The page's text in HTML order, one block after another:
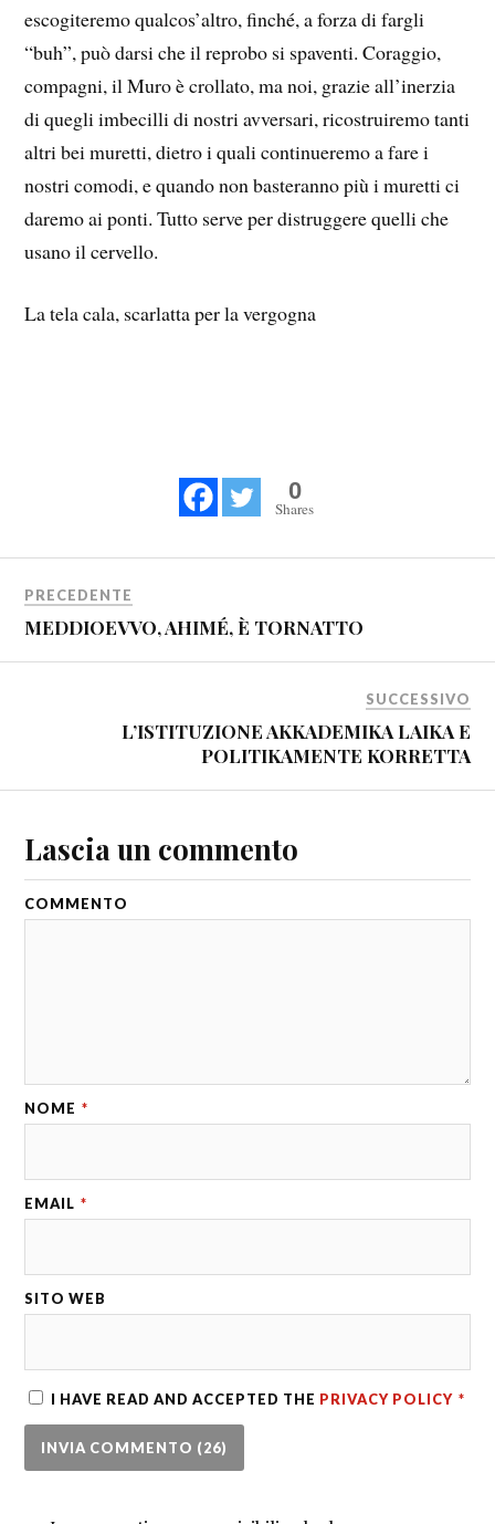
escogiteremo qualcos’altro, finché, a forza di fargli
“buh”, può darsi che il reprobo si spaventi. Coraggio,
compagni, il Muro è crollato, ma noi, grazie all’inerzia
di quegli imbecilli di nostri avversari, ricostruiremo tanti
altri bei muretti, dietro i quali continueremo a fare i
nostri comodi, e quando non basteranno più i muretti ci
daremo ai ponti. Tutto serve per distruggere quelli che
usano il cervello.
La tela cala, scarlatta per la vergogna
0
Shares
PRECEDENTE
MEDDIOEVVO, AHIMÉ, È TORNATTO
SUCCESSIVO
L’ISTITUZIONE AKKADEMIKA LAIKA E
POLITIKAMENTE KORRETTA
Lascia un commento
COMMENTO
NOME *
EMAIL *
SITO WEB
I HAVE READ AND ACCEPTED THE PRIVACY POLICY *